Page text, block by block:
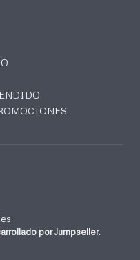
por Jumpseller.